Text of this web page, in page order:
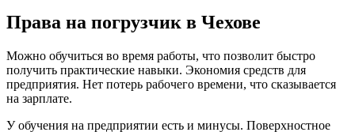
Права на погрузчик в Чехове
Можно обучиться во время работы, что позволит быстро
получить практические навыки. Экономия средств для
предприятия. Нет потерь рабочего времени, что сказывается
на зарплате.
У обучения на предприятии есть и минусы. Поверхностное